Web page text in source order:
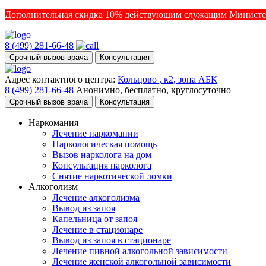
Дополнительная скидка 10% действующим служащим
8 (499) 281-66-48
Срочный вызов врача Консультация
Адрес контактного центра: Кольцово , к2, зона АБК
8 (499) 281-66-48 Анонимно, бесплатно, круглосуточно
Срочный вызов врача Консультация
Наркомания
Лечение наркомании
Наркологическая помощь
Вызов нарколога на дом
Консультация нарколога
Снятие наркотической ломки
Алкоголизм
Лечение алкоголизма
Вывод из запоя
Капельница от запоя
Лечение в стационаре
Вывод из запоя в стационаре
Лечение пивной алкогольной зависимости
Лечение женской алкогольной зависимости